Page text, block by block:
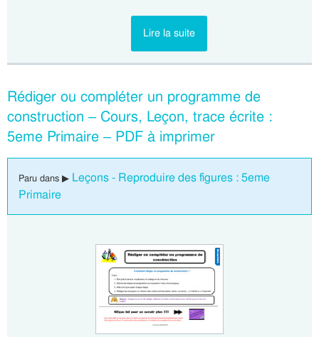
Lire la suite
Rédiger ou compléter un programme de
construction – Cours, Leçon, trace écrite :
5eme Primaire – PDF à imprimer
Paru dans ▶ Leçons - Reproduire des figures : 5eme
Primaire